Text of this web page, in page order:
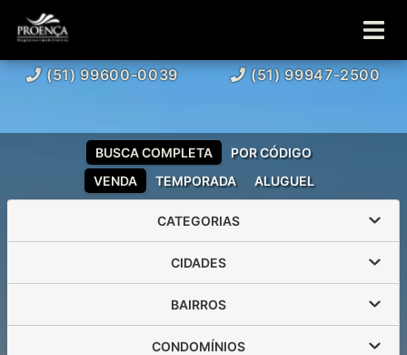
(51) 99600-0039 (51) 99947-2500
VENDA TEMPORADA ALUGUEL
BUSCA COMPLETA POR CÓDIGO
CATEGORIAS
CIDADES
BAIRROS
CONDOMÍNIOS